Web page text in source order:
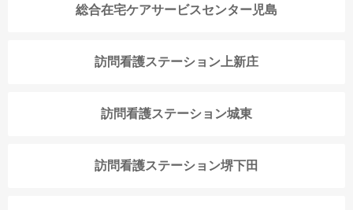
総合在宅ケアサービスセンター児島
訪問看護ステーション上新庄
訪問看護ステーション城東
訪問看護ステーション堺下田